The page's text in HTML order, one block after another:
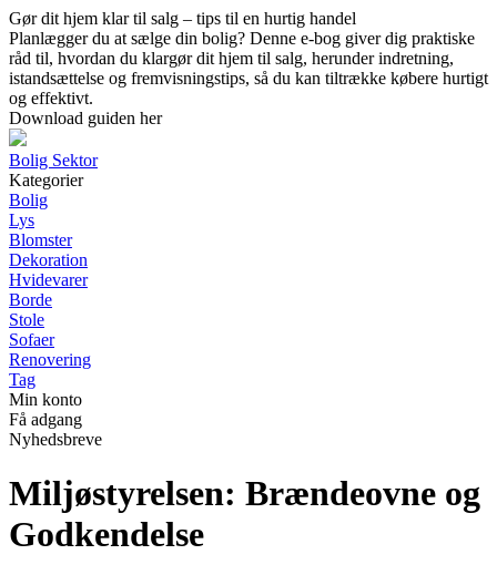
Gør dit hjem klar til salg – tips til en hurtig handel
Planlægger du at sælge din bolig? Denne e-bog giver dig praktiske
råd til, hvordan du klargør dit hjem til salg, herunder indretning,
istandsættelse og fremvisningstips, så du kan tiltrække købere hurtigt
og effektivt.
Download guiden her
Bolig Sektor
Kategorier
Bolig
Lys
Blomster
Dekoration
Hvidevarer
Borde
Stole
Sofaer
Renovering
Tag
Min konto
Få adgang
Nyhedsbreve
Miljøstyrelsen: Brændeovne og
Godkendelse